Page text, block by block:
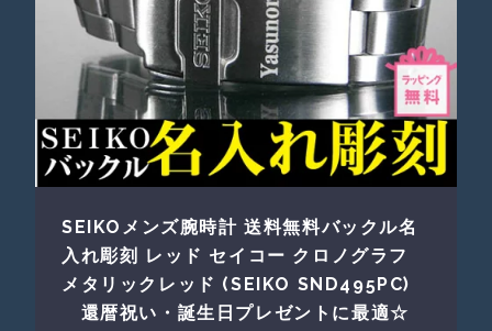
SEIKOメンズ腕時計 送料無料バックル名
入れ彫刻 レッド セイコー クロノグラフ
メタリックレッド (SEIKO SND495PC)
還暦祝い・誕生日プレゼントに最適☆